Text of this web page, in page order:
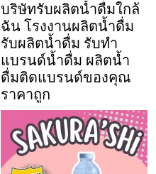
บริษัทรับผลิตน้ำดื่มใกล้
ฉัน โรงงานผลิตน้ำดื่ม
รับผลิตน้ำดื่ม รับทำ
แบรนด์น้ำดื่ม ผลิตน้ำ
ดื่มติดแบรนด์ของคุณ
ราคาถูก